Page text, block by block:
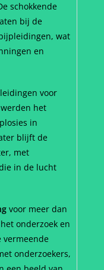
schokkende
bij de
wat
en
voor
het
in
blijft de
met
in de lucht
voor meer dan
onderzoek en
onderzoekers,